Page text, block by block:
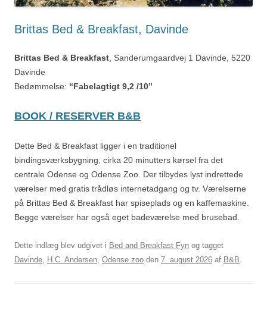
Brittas Bed & Breakfast, Davinde
Brittas Bed & Breakfast , Sanderumgaardvej 1 Davinde, 5220
Davinde
Bedømmelse: “Fabelagtigt 9,2 /10”
BOOK / RESERVER B&B
Dette Bed & Breakfast ligger i en traditionel
bindingsværksbygning, cirka 20 minutters kørsel fra det
centrale Odense og Odense Zoo. Der tilbydes lyst indrettede
værelser med gratis trådløs internetadgang og tv. Værelserne
på Brittas Bed & Breakfast har spiseplads og en kaffemaskine.
Begge værelser har også eget badeværelse med brusebad.
Dette indlæg blev udgivet i Bed and Breakfast Fyn og tagget
Davinde H.C. Andersen Odense zoo den 7. august 2026 af B&B